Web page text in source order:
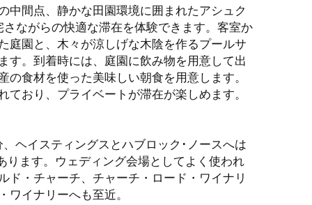
中間点、静かな田園環境に囲まれたアシュク
ながらの快適な滞在を体験できます。客室か
庭園と、木々が涼しげな木陰を作るプールサ
す。到着時には、庭園に飲み物を用意して出
の食材を使った美味しい朝食を用意します。
ており、プライベートが滞在が楽しめます。
ヘイスティングスとハブロック･ノースへは
ります。ウェディング会場としてよく使われ
ド・チャーチ、チャーチ・ロード・ワイナリ
ワイナリーへも至近。